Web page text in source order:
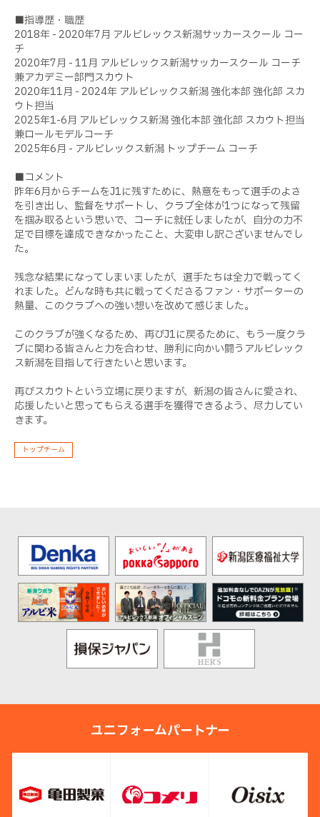
■指導歴・職歴
2018年 - 2020年7月 アルビレックス新潟サッカースクール コー
チ
2020年7月 - 11月 アルビレックス新潟サッカースクール コーチ
兼アカデミー部門スカウト
2020年11月 - 2024年 アルビレックス新潟 強化本部 強化部 スカ
ウト担当
2025年1-6月 アルビレックス新潟 強化本部 強化部 スカウト担当
兼ロールモデルコーチ
2025年6月 - アルビレックス新潟 トップチーム コーチ
■コメント
昨年6月からチームをJ1に残すために、熱意をもって選手のよさ
を引き出し、監督をサポートし、クラブ全体が1つになって残留
を掴み取るという思いで、コーチに就任しましたが、自分の力不
足で目標を達成できなかったこと、大変申し訳ございませんでし
た。
残念な結果になってしまいましたが、選手たちは全力で戦ってく
れました。どんな時も共に戦ってくださるファン・サポーターの
熱量、このクラブへの強い想いを改めて感じました。
このクラブが強くなるため、再びJ1に戻るために、もう一度クラ
ブに関わる皆さんと力を合わせ、勝利に向かい闘うアルビレック
ス新潟を目指して行きたいと思います。
再びスカウトという立場に戻りますが、新潟の皆さんに愛され、
応援したいと思ってもらえる選手を獲得できるよう、尽力してい
きます。
トップチーム
ユニフォームパートナー